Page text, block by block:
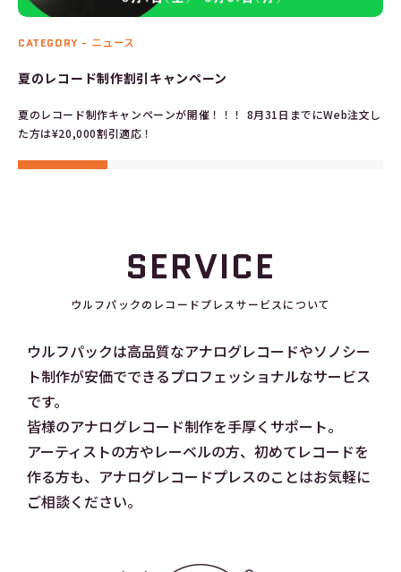
CATEGORY - ニュース
夏のレコード制作割引キャンペーン
夏のレコード制作キャンペーンが開催！！！ 8月31日までにWeb注文し
た方は¥20,000割引適応！
SERVICE
ウルフパックのレコードプレスサービスについて
ウルフパックは高品質なアナログレコードやソノシー
ト制作が安価でできるプロフェッショナルなサービス
です。
皆様のアナログレコード制作を手厚くサポート。
アーティストの方やレーベルの方、初めてレコードを
作る方も、アナログレコードプレスのことはお気軽に
ご相談ください。